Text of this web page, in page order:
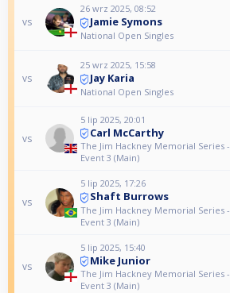
vs
26 wrz 2025, 08:52
Jamie Symons
National Open Singles
vs
25 wrz 2025, 15:58
Jay Karia
National Open Singles
vs
5 lip 2025, 20:01
Carl McCarthy
The Jim Hackney Memorial Series -
Event 3 (Main)
vs
5 lip 2025, 17:26
Shaft Burrows
The Jim Hackney Memorial Series -
Event 3 (Main)
vs
5 lip 2025, 15:40
Mike Junior
The Jim Hackney Memorial Series -
Event 3 (Main)